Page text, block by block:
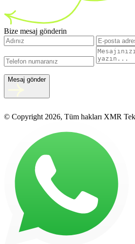
Bize mesaj gönderin
Mesaj gönder
© Copyright 2026, Tüm hakları XMR